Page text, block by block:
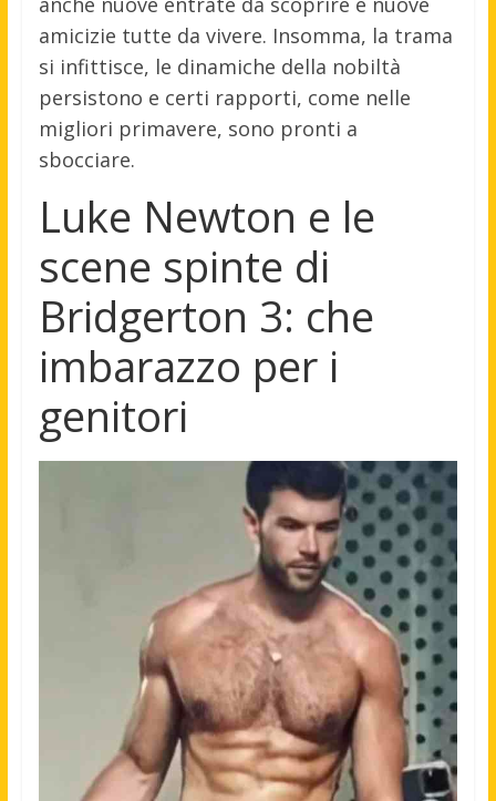
amicizie tutte da vivere. Insomma, la trama
si infittisce, le dinamiche della nobiltà
persistono e certi rapporti, come nelle
migliori primavere, sono pronti a
sbocciare.
Luke Newton e le
scene spinte di
Bridgerton 3: che
imbarazzo per i
genitori